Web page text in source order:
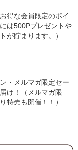
得な会員限定のポイ
は500Pプレゼントや
が貯まります。）
・メルマガ限定セー
け！（メルマガ限
特売も開催！！）